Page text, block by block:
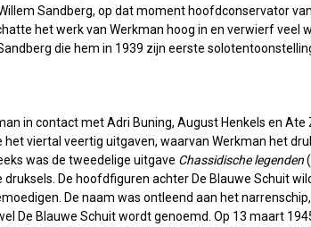
Sandberg, op dat moment hoofdconservator
het werk van Werkman hoog in en verwierf veel
die hem in 1939 zijn eerste
in contact met Adri Buning, August Henkels en
viertal veertig uitgaven, waarvan Werkman het
was de tweedelige uitgave Chassidische legenden
De hoofdfiguren achter De Blauwe Schuit
De naam was ontleend aan het
De Blauwe Schuit wordt genoemd. Op 13 maart